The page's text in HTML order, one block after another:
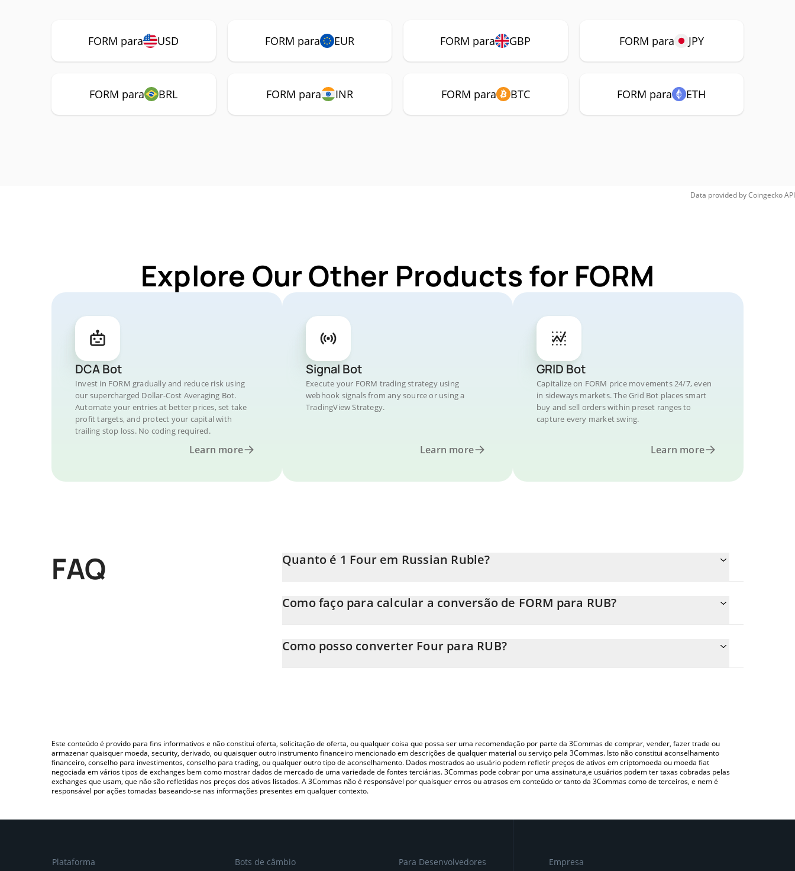
FORM para USD FORM para EUR FORM para GBP FORM para JPY
FORM para BRL FORM para INR FORM para BTC FORM para ETH
Data provided byCoingeckoAPI
Explore Our Other Products for FORM
DCA Bot
Invest in FORM gradually and reduce risk using
our supercharged Dollar-Cost Averaging Bot.
Automate your entries at better prices, set take
profit targets, and protect your capital with
trailing stop loss. No coding required.
Learn more
Signal Bot
Execute your FORM trading strategy using
webhook signals from any source or using a
TradingView Strategy.
Learn more
GRID Bot
Capitalize on FORM price movements 24/7, even
in sideways markets. The Grid Bot places smart
buy and sell orders within preset ranges to
capture every market swing.
Learn more
FAQ Quanto é 1 Four em Russian Ruble?
Neste momento, 1 Four equivale a 17.31 RUB
Como faço para calcular a conversão de FORM para RUB?
inserindo a quantidade de Four no campo correspondente e converterá automaticamente o valor em Russian Ruble
Como posso converter Four para RUB?
Este conteúdo é provido para fins informativos e não constitui oferta, solicitação de oferta, ou qualquer coisa que possa ser uma recomendação por parte da 3Commas de comprar, vender, fazer trade ou
armazenar quaisquer moeda, security, derivado, ou quaisquer outro instrumento financeiro mencionado em descrições de qualquer material ou serviço pela 3Commas. Isto não constitui aconselhamento
financeiro, conselho para investimentos, conselho para trading, ou qualquer outro tipo de aconselhamento. Dados mostrados ao usuário podem refletir preços de ativos em criptomoeda ou moeda fiat
negociada em vários tipos de exchanges bem como mostrar dados de mercado de uma variedade de fontes terciárias. 3Commas pode cobrar por uma assinatura,e usuários podem ter taxas cobradas pelas
exchanges que usam, que não são refletidas nos preços dos ativos listados. A 3Commas não é responsável por quaisquer erros ou atrasos em conteúdo or tanto da 3Commas como de terceiros, e nem é
responsável por ações tomadas baseando-se nas informações presentes em qualquer contexto.
Plataforma Bots de câmbio Para Desenvolvedores Empresa